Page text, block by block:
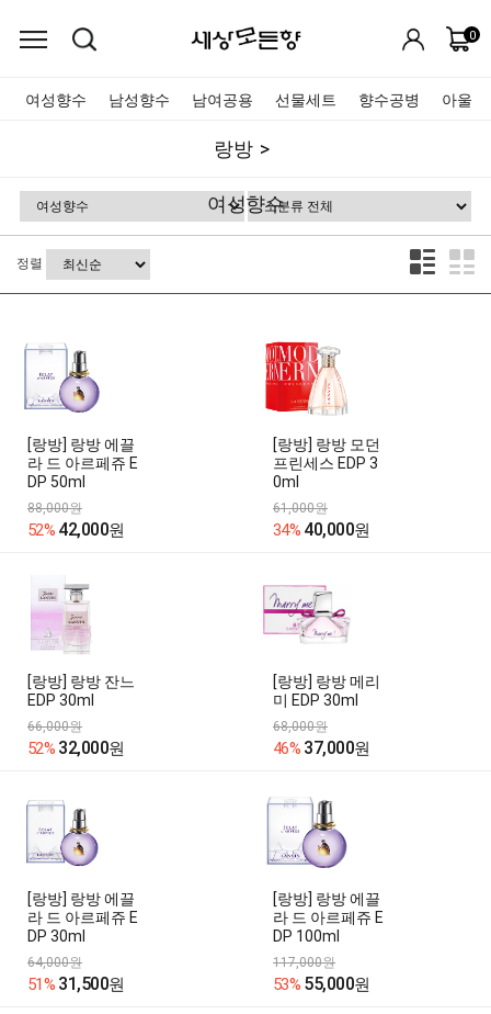
0
여성향수 남성향수 남여공용 선물세트 향수공병 아울렛
랑방
여성향수
정렬
[랑방] 랑방 에끌
라 드 아르페쥬 E
DP 50ml
88,000원
52% 42,000원
[랑방] 랑방 모던
프린세스 EDP 3
0ml
61,000원
34% 40,000원
[랑방] 랑방 잔느
EDP 30ml
66,000원
52% 32,000원
[랑방] 랑방 메리
미 EDP 30ml
68,000원
46% 37,000원
[랑방] 랑방 에끌
라 드 아르페쥬 E
DP 30ml
64,000원
51% 31,500원
[랑방] 랑방 에끌
라 드 아르페쥬 E
DP 100ml
117,000원
53% 55,000원